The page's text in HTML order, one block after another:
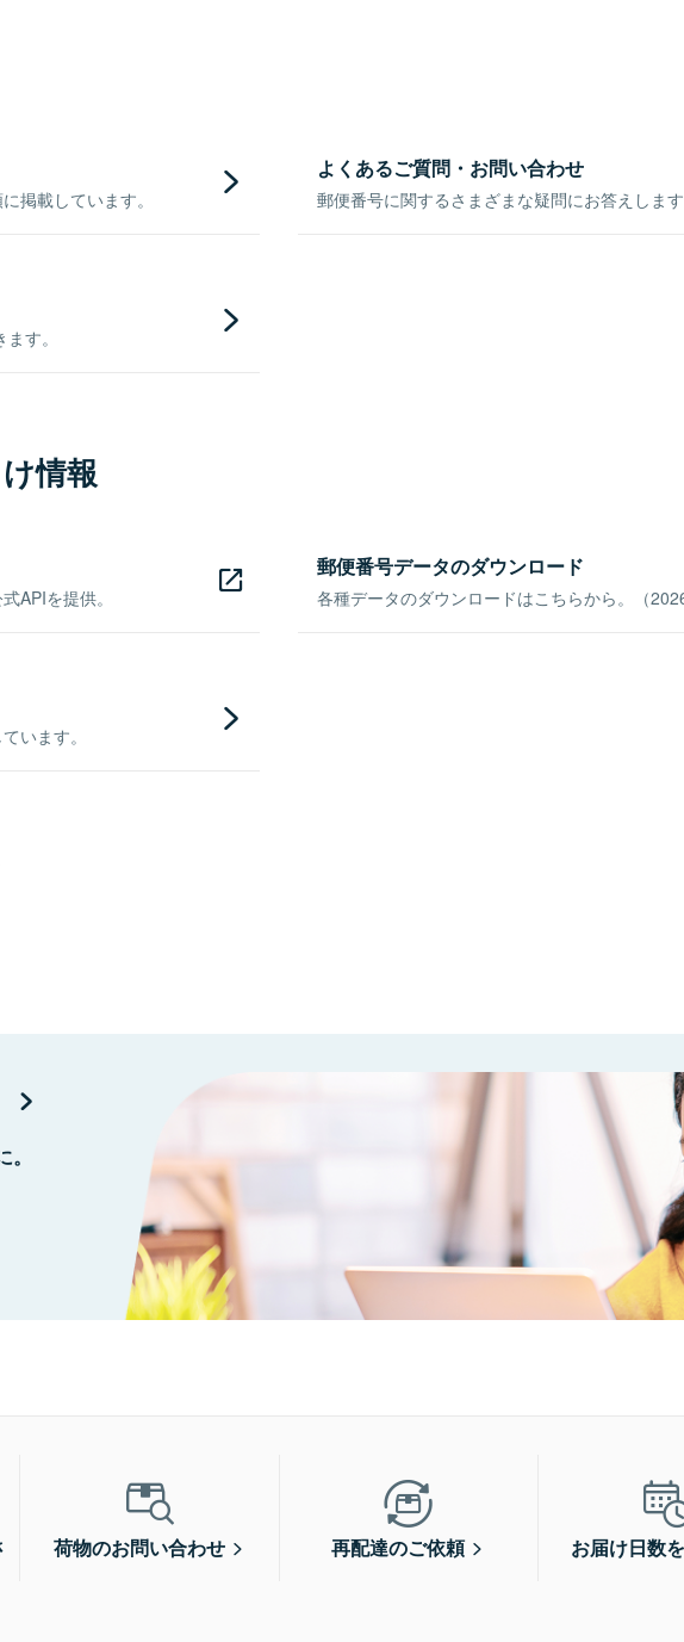
掲載しています。
よくあるご質問・お問い合わせ
郵便番号に関するさまざまな疑問にお答えします
す。
情報
APIを提供。
郵便番号データのダウンロード
各種データのダウンロードはこちらから。（
います。
荷物のお問い合わせ 再配達のご依頼 お届け日数